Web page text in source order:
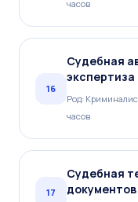
часов
16
Судебная
экспертиза
Род:
часов
17
Судебная
документов